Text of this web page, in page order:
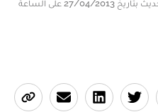
في 23/04/2013 على الساعة 15:09, تحديث بتاريخ 27/04/2013 على الساعة